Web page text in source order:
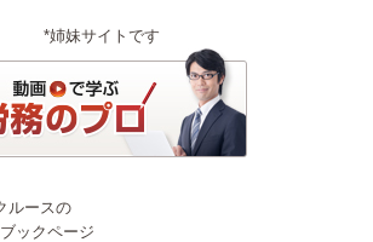
*姉妹サイトです
ルースの
ックページ